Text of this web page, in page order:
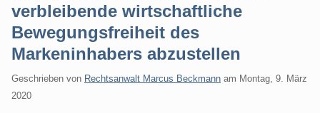
verbleibende wirtschaftliche
Bewegungsfreiheit des
Markeninhabers abzustellen
Geschrieben von Rechtsanwalt Marcus Beckmann am Montag, 9. März
2020